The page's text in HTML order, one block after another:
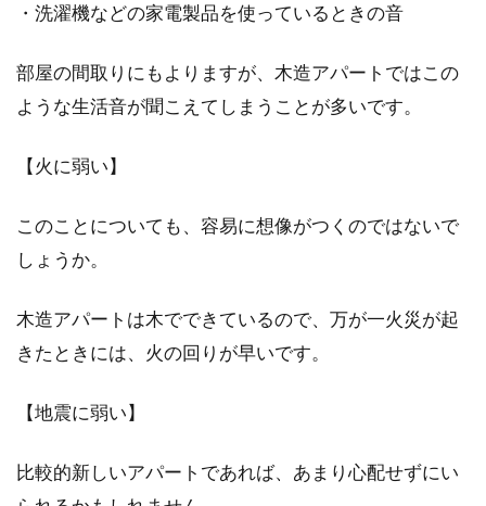
る生活には何が必要？
旦那さんの収入が月々20万円で、不安に思って
め！特徴と使い方を徹底解説
換気のために、部屋の窓を少しだけ開けること
・洗濯機などの家電製品を使っているときの音
部屋の間取りにもよりますが、木造アパートではこの
ような生活音が聞こえてしまうことが多いです。
【火に弱い】
このことについても、容易に想像がつくのではないで
しょうか。
木造アパートは木でできているので、万が一火災が起
きたときには、火の回りが早いです。
【地震に弱い】
比較的新しいアパートであれば、あまり心配せずにい